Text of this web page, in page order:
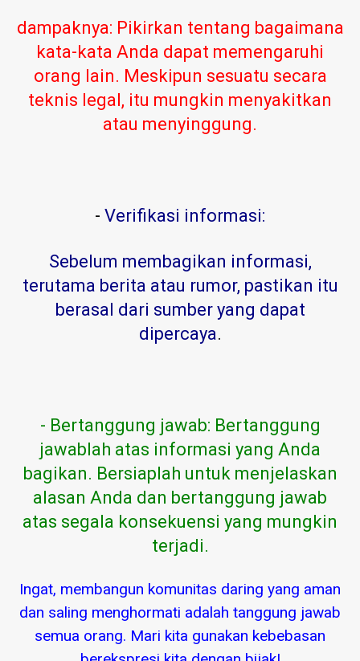
dampaknya: Pikirkan tentang bagaimana
kata-kata Anda dapat memengaruhi
orang lain. Meskipun sesuatu secara
teknis legal, itu mungkin menyakitkan
atau menyinggung.
- Verifikasi informasi:
Sebelum membagikan informasi,
terutama berita atau rumor, pastikan itu
berasal dari sumber yang dapat
dipercaya.
- Bertanggung jawab: Bertanggung
jawablah atas informasi yang Anda
bagikan. Bersiaplah untuk menjelaskan
alasan Anda dan bertanggung jawab
atas segala konsekuensi yang mungkin
terjadi.
Ingat, membangun komunitas daring yang aman
dan saling menghormati adalah tanggung jawab
semua orang. Mari kita gunakan kebebasan